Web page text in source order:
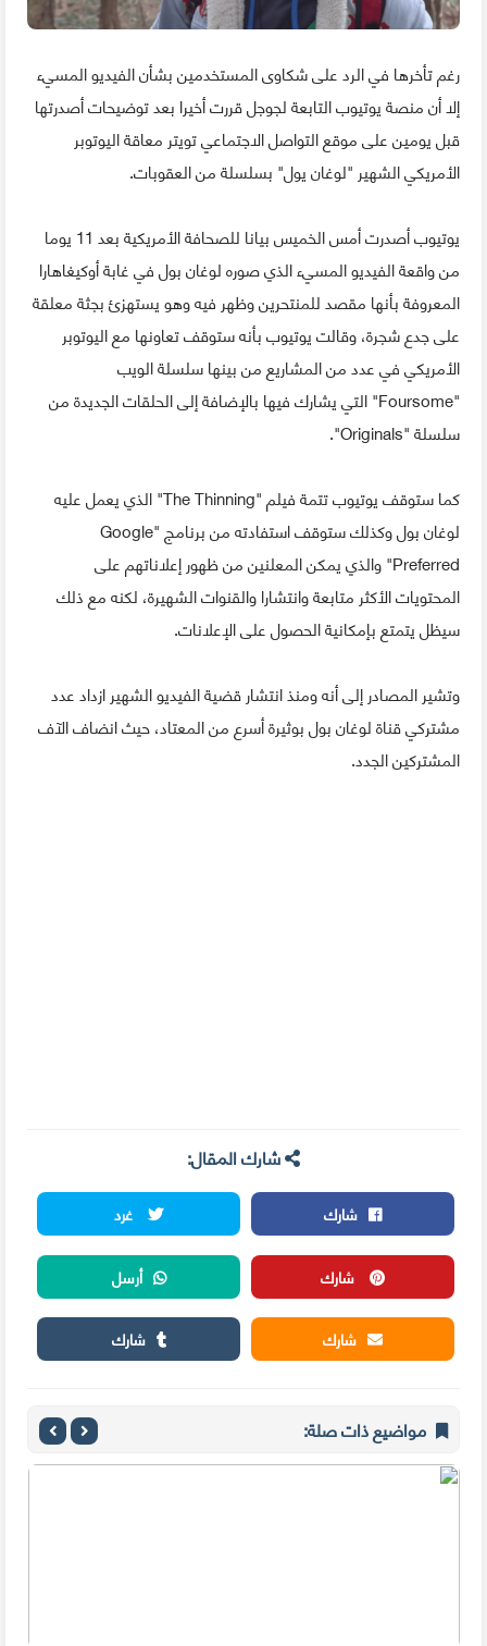
رغم تأخرها في الرد على شكاوى المستخدمين بشأن الفيديو المسيء
إلا أن منصة يوتيوب التابعة لجوجل قررت أخيرا بعد توضيحات أصدرتها
قبل يومين على موقع التواصل الاجتماعي تويتر معاقة اليوتوبر
الأمريكي الشهير "لوغان يول" بسلسلة من العقوبات.
يوتيوب أصدرت أمس الخميس بيانا للصحافة الأمريكية بعد 11 يوما
من واقعة الفيديو المسيء الذي صوره لوغان بول في غابة أوكيغاهارا
المعروفة بأنها مقصد للمنتحرين وظهر فيه وهو يستهزئ بجثة معلقة
على جدع شجرة، وقالت يوتيوب بأنه ستوقف تعاونها مع اليوتوبر
الأمريكي في عدد من المشاريع من بينها سلسلة الويب
"Foursome" التي يشارك فيها بالإضافة إلى الحلقات الجديدة من
سلسلة "Originals".
كما ستوقف يوتيوب تتمة فيلم "The Thinning" الذي يعمل عليه
لوغان بول وكذلك ستوقف استفادته من برنامج "Google
Preferred" والذي يمكن المعلنين من ظهور إعلاناتهم على
المحتويات الأكثر متابعة وانتشارا والقنوات الشهيرة، لكنه مع ذلك
سيظل يتمتع بإمكانية الحصول على الإعلانات.
وتشير المصادر إلى أنه ومنذ انتشار قضية الفيديو الشهير ازداد عدد
مشتركي قناة لوغان بول بوثيرة أسرع من المعتاد، حيث انضاف الآف
المشتركين الجدد.
شارك المقال:
شارك
غرد
شارك
أرسل
شارك
شارك
مواضيع ذات صلة: